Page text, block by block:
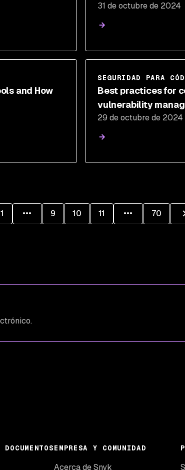
31 de octubre de 2024
and How
SEGURIDAD PARA
Best practices for
vulnerability
29 de octubre de 2024
1 9 10 11 70
EMPRESA Y COMUNIDAD
Acerca de Snyk